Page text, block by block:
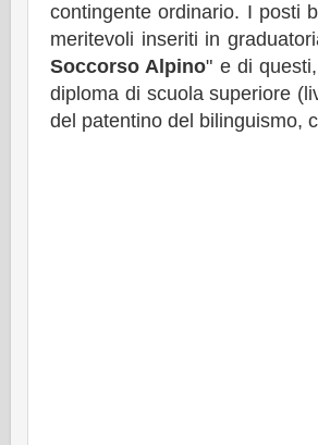
contingente ordinario. I posti
meritevoli inseriti in
Soccorso Alpino" e di
diploma di scuola superiore
del patentino del bilinguismo,